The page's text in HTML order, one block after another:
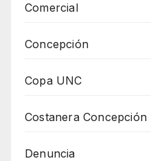
Comercial
Concepción
Copa UNC
Costanera Concepción
Denuncia